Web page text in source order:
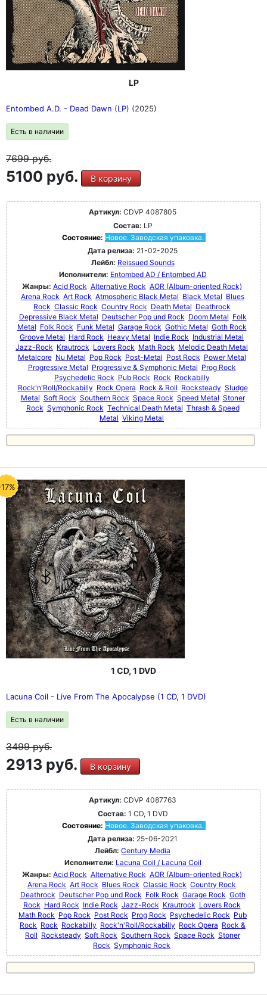
LP
Entombed A.D. - Dead Dawn (LP) (2025)
Есть в наличии
7699руб.
5100 руб. В корзину
Артикул: CDVP 4087805
Состав: LP
Состояние: Новое. Заводская упаковка.
Дата релиза: 21-02-2025
Лейбл: Reissued Sounds
Исполнители: Entombed AD / Entombed AD
Жанры: Acid Rock Alternative Rock AOR (Album-oriented Rock)
Arena Rock Art Rock Atmospheric Black Metal Black Metal Blues
Rock Classic Rock Country Rock Death Metal Deathrock
Depressive Black Metal Deutscher Pop und Rock Doom Metal Folk
Metal Folk Rock Funk Metal Garage Rock Gothic Metal Goth Rock
Groove Metal Hard Rock Heavy Metal Indie Rock Industrial Metal
Jazz-Rock Krautrock Lovers Rock Math Rock Melodic Death Metal
Metalcore Nu Metal Pop Rock Post-Metal Post Rock Power Metal
Progressive Metal Progressive & Symphonic Metal Prog Rock
Psychedelic Rock Pub Rock Rock Rockabilly
Rock'n'Roll/Rockabilly Rock Opera Rock & Roll Rocksteady Sludge
Metal Soft Rock Southern Rock Space Rock Speed Metal Stoner
Rock Symphonic Rock Technical Death Metal Thrash & Speed
Metal Viking Metal
1 CD, 1 DVD
Lacuna Coil - Live From The Apocalypse (1 CD, 1 DVD)
Есть в наличии
3499руб.
2913 руб. В корзину
Артикул: CDVP 4087763
Состав: 1 CD, 1 DVD
Состояние: Новое. Заводская упаковка.
Дата релиза: 25-06-2021
Лейбл: Century Media
Исполнители: Lacuna Coil / Lacuna Coil
Жанры: Acid Rock Alternative Rock AOR (Album-oriented Rock)
Arena Rock Art Rock Blues Rock Classic Rock Country Rock
Deathrock Deutscher Pop und Rock Folk Rock Garage Rock Goth
Rock Hard Rock Indie Rock Jazz-Rock Krautrock Lovers Rock
Math Rock Pop Rock Post Rock Prog Rock Psychedelic Rock Pub
Rock Rock Rockabilly Rock'n'Roll/Rockabilly Rock Opera Rock &
Roll Rocksteady Soft Rock Southern Rock Space Rock Stoner
Rock Symphonic Rock